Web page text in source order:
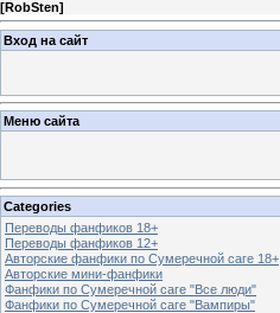
[RobSten]
Вход на сайт
Меню сайта
Categories
Переводы фанфиков 18+
Переводы фанфиков 12+
Авторские фанфики по Сумеречной саге 18+
Авторские мини-фанфики
Фанфики по Сумеречной саге "Все люди"
Фанфики по Сумеречной саге "Вампиры"